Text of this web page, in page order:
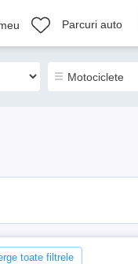
Parcuri auto
toate filtrele